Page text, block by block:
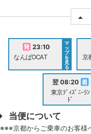
23:10
なんばOCAT
マ
ッ
プ
を
見
る
京
翌 08:20
東京ﾃﾞｨｽﾞﾆｰﾗﾝ
ﾄﾞ
当便について
※※※京都からご乗車のお客